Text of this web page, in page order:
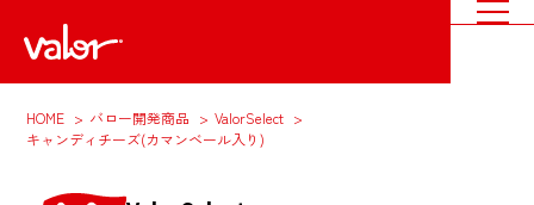
HOME バロー開発商品
ValorSelect
キャンディチーズ(カマンベール入り)